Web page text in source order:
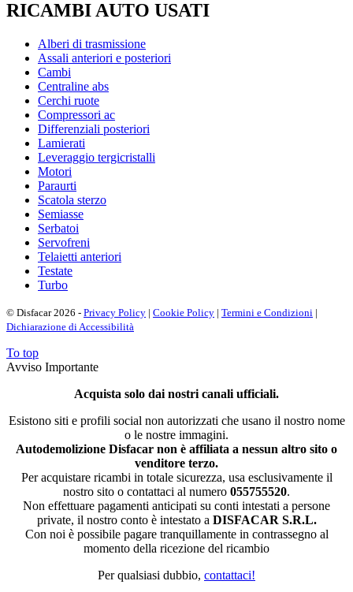
RICAMBI AUTO USATI
Alberi di trasmissione
Assali anteriori e posteriori
Cambi
Centraline abs
Cerchi ruote
Compressori ac
Differenziali posteriori
Lamierati
Leveraggio tergicristalli
Motori
Paraurti
Scatola sterzo
Semiasse
Serbatoi
Servofreni
Telaietti anteriori
Testate
Turbo
© Disfacar 2026 - Privacy Policy | Cookie Policy | Termini e Condizioni |
Dichiarazione di Accessibilità
To top
Avviso Importante
Acquista solo dai nostri canali ufficiali.
Esistono siti e profili social non autorizzati che usano il nostro nome
o le nostre immagini.
Autodemolizione Disfacar non è affiliata a nessun altro sito o
venditore terzo.
Per acquistare ricambi in totale sicurezza, usa esclusivamente il
nostro sito o contattaci al numero 055755520.
Non effettuare pagamenti anticipati su conti intestati a persone
private, il nostro conto è intestato a DISFACAR S.R.L.
Con noi è possibile pagare tranquillamente in contrassegno al
momento della ricezione del ricambio
Per qualsiasi dubbio, contattaci!